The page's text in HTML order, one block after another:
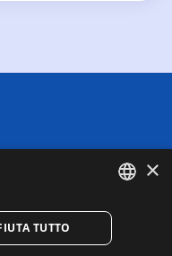
ENGLISH
ITALIAN
×
TUTTO